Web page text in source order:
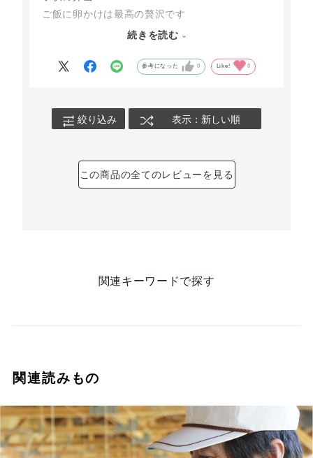
ご飯に卵かけは最高の贅沢です
自然なままの安心安全の卵
続きを読む
参考になった 0 Like! 0
絞り込み 表示：新しい順
この商品の全てのレビューを見る
関連キーワードで探す
関連読みもの